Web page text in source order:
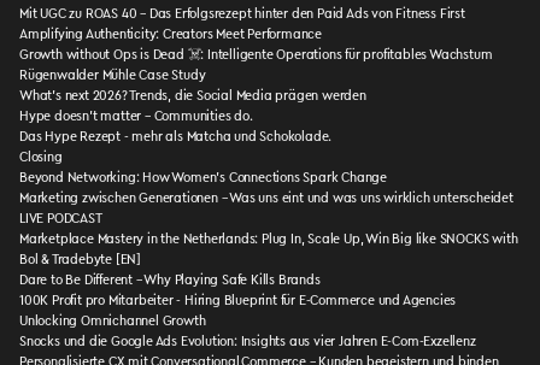
Mit UGC zu ROAS 40 – Das Erfolgsrezept hinter den Paid Ads von Fitness First
Amplifying Authenticity: Creators Meet Performance
Growth without Ops is Dead ☠️: Intelligente Operations für profitables Wachstum
Rügenwalder Mühle Case Study
What’s next 2026? Trends, die Social Media prägen werden
Hype doesn’t matter – Communities do.
Das Hype Rezept - mehr als Matcha und Schokolade.
Closing
Beyond Networking: How Women’s Connections Spark Change
Marketing zwischen Generationen – Was uns eint und was uns wirklich unterscheidet
LIVE PODCAST
Marketplace Mastery in the Netherlands: Plug In, Scale Up, Win Big like SNOCKS with
Bol & Tradebyte [EN]
Dare to Be Different – Why Playing Safe Kills Brands
100K Profit pro Mitarbeiter - Hiring Blueprint für E-Commerce und Agencies
Unlocking Omnichannel Growth
Snocks und die Google Ads Evolution: Insights aus vier Jahren E-Com-Exzellenz